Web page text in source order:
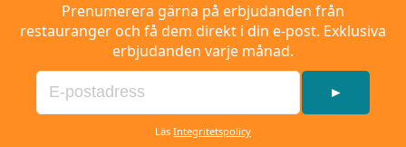
Prenumerera gärna på erbjudanden från
restauranger och få dem direkt i din e-post. Exklusiva
erbjudanden varje månad.
►
Läs Integritetspolicy